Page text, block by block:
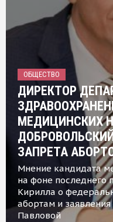
ОБЩЕСТВО
ДИРЕКТОР
МЕДИЦИНСКИХ
ЗАПРЕТА
Мнение кандидата
на фоне последнего
Кирилла о
абортам и
Павловой